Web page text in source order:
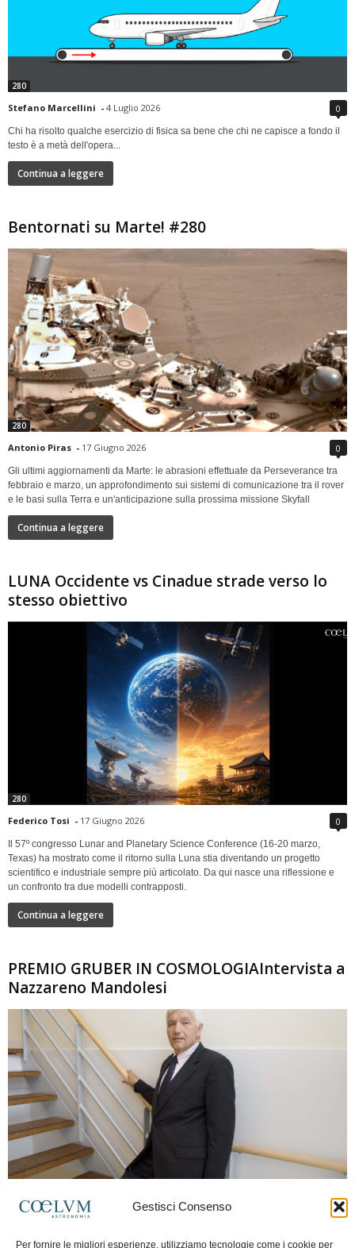
Gestisci Consenso
Per fornire le migliori esperienze, utilizziamo tecnologie come i cookie per
280
Stefano Marcellini - 4 Luglio 2026 0
Chi ha risolto qualche esercizio di fisica sa bene che chi ne capisce a fondo il
testo è a metà dell'opera...
Continua a leggere
Bentornati su Marte! #280
280
Antonio Piras - 17 Giugno 2026 0
Gli ultimi aggiornamenti da Marte: le abrasioni effettuate da Perseverance tra
febbraio e marzo, un approfondimento sui sistemi di comunicazione tra il rover
e le basi sulla Terra e un'anticipazione sulla prossima missione Skyfall
Continua a leggere
LUNA Occidente vs Cinadue strade verso lo
stesso obiettivo
280
Federico Tosi - 17 Giugno 2026 0
Il 57º congresso Lunar and Planetary Science Conference (16-20 marzo,
Texas) ha mostrato come il ritorno sulla Luna stia diventando un progetto
scientifico e industriale sempre più articolato. Da qui nasce una riflessione e
un confronto tra due modelli contrapposti.
Continua a leggere
PREMIO GRUBER IN COSMOLOGIAIntervista a
Nazzareno Mandolesi
Frida Paolella - 16 Giugno 2026 0
spaziale europea e della missione Planck. Il dialogo ripercorre i principali